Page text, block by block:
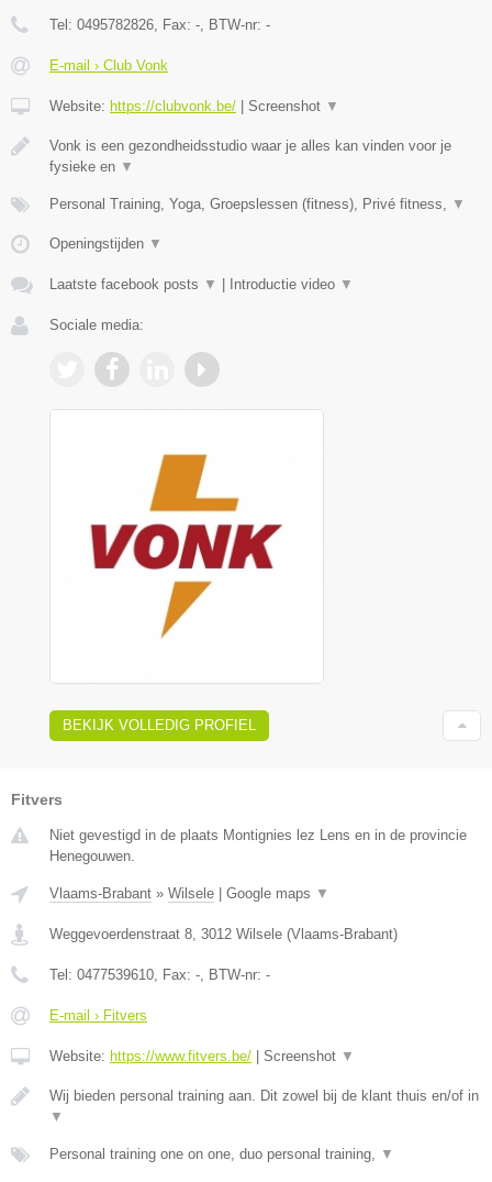
Tel: 0495782826 , Fax: - , BTW-nr: -
E-mail › Club Vonk
Website: https://clubvonk.be/ | Screenshot ▼
Vonk is een gezondheidsstudio waar je alles kan vinden voor je
fysieke en ▼
Personal Training, Yoga, Groepslessen (fitness), Privé fitness, ▼
Openingstijden ▼
Laatste facebook posts ▼ | Introductie video ▼
Sociale media:
BEKIJK VOLLEDIG PROFIEL
Fitvers
Niet gevestigd in de plaats Montignies lez Lens en in de provincie
Henegouwen.
Vlaams-Brabant » Wilsele | Google maps ▼
Weggevoerdenstraat 8 3012 Wilsele (Vlaams-Brabant)
Tel: 0477539610 , Fax: - , BTW-nr: -
E-mail › Fitvers
Website: https://www.fitvers.be/ | Screenshot ▼
Wij bieden personal training aan. Dit zowel bij de klant thuis en/of in
▼
Personal training one on one, duo personal training, ▼